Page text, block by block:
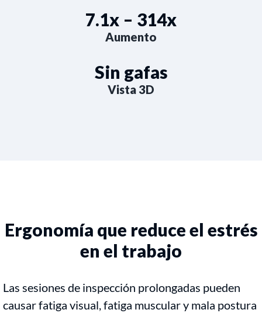
7.1x – 314x
Aumento
Sin gafas
Vista 3D
Ergonomía que reduce el estrés
en el trabajo
Las sesiones de inspección prolongadas pueden
causar fatiga visual, fatiga muscular y mala postura